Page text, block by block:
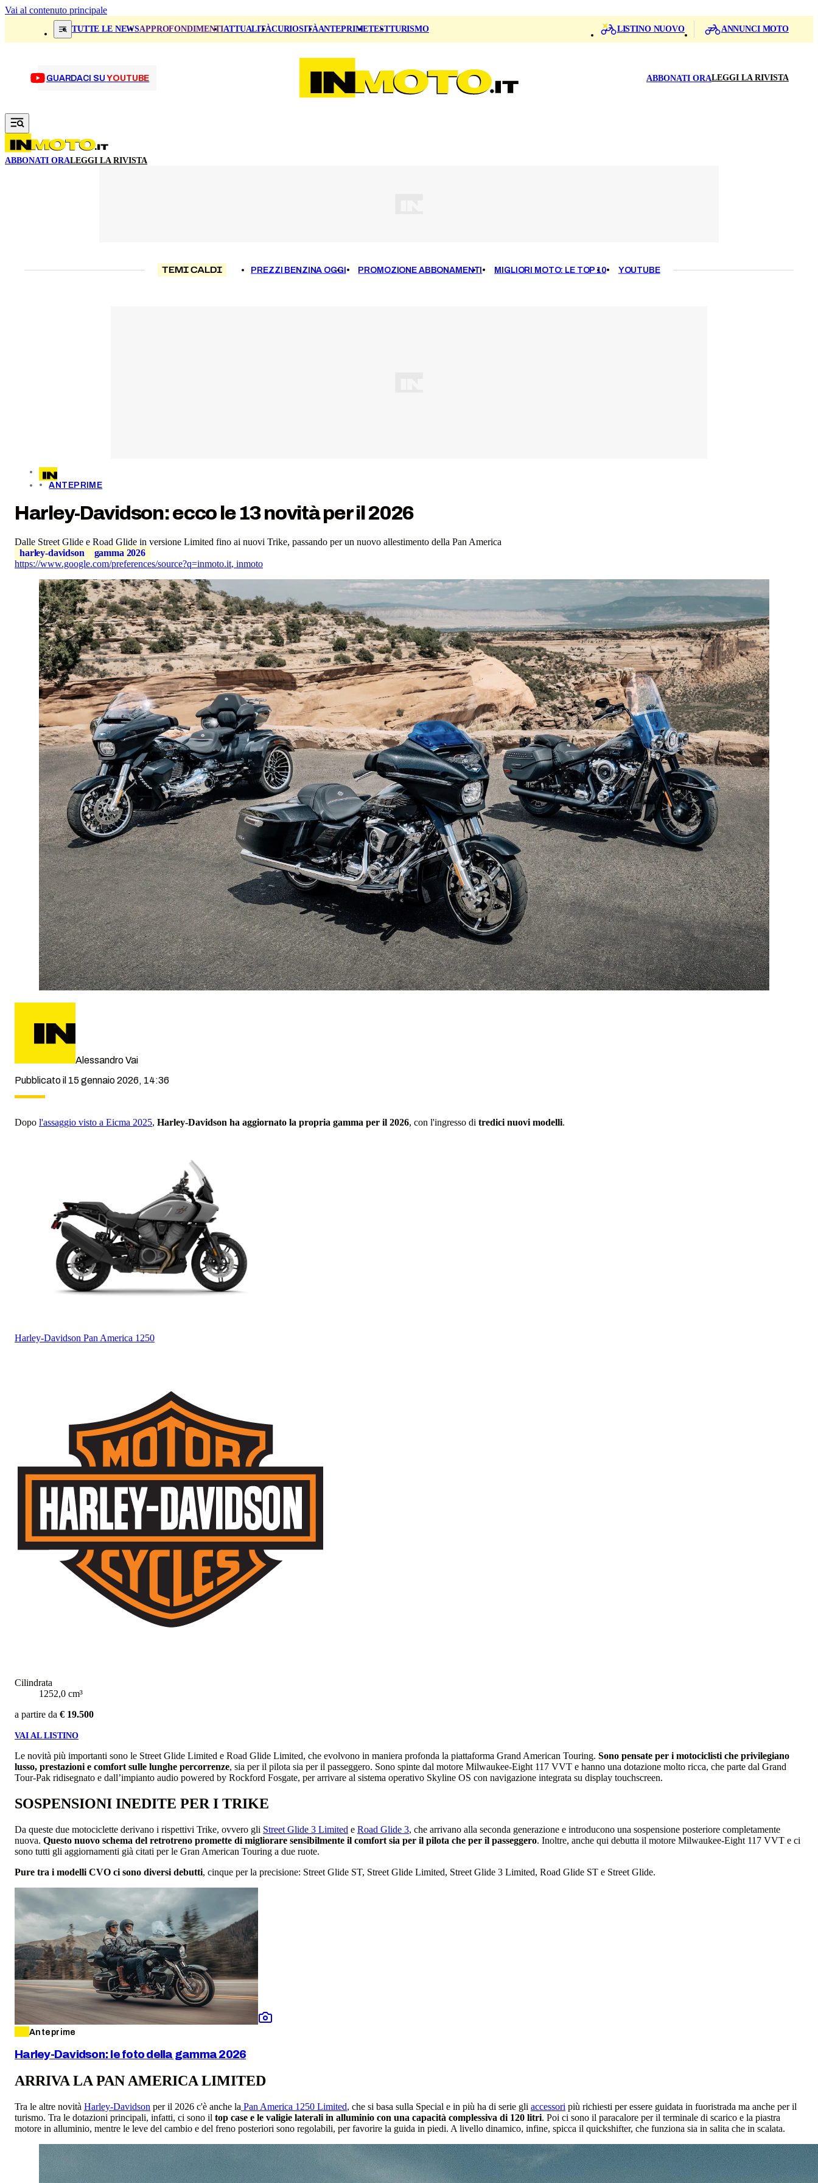
Vai al contenuto principale
TUTTE LE NEWSAPPROFONDIMENTIATTUALITÀCURIOSITÀANTEPRIMETESTTURISMO LISTINO NUOVO ANNUNCI MOTO
GUARDACI SUYOUTUBE ABBONATI ORALEGGI LA RIVISTA
ABBONATI ORALEGGI LA RIVISTA
TEMI CALDI PREZZI BENZINA OGGI PROMOZIONE ABBONAMENTI MIGLIORI MOTO: LE TOP 10 YOUTUBE
ANTEPRIME
Harley-Davidson: ecco le 13 novità per il 2026
Dalle Street Glide e Road Glide in versione Limited fino ai nuovi Trike, passando per un nuovo allestimento della Pan America
harley-davidson
gamma 2026
https://www.google.com/preferences/source?q=inmoto.it, inmoto
Alessandro Vai
Pubblicato il 15 gennaio 2026, 14:36
Dopo l'assaggio visto a Eicma 2025, Harley-Davidson ha aggiornato la propria gamma per il 2026, con l'ingresso di tredici nuovi modelli.
Harley-Davidson Pan America 1250
Cilindrata
1252,0 cm³
a partire da € 19.500
VAI AL LISTINO
Le novità più importanti sono le Street Glide Limited e Road Glide Limited, che evolvono in maniera profonda la piattaforma Grand American Touring. Sono pensate per i motociclisti che privilegiano
lusso, prestazioni e comfort sulle lunghe percorrenze, sia per il pilota sia per il passeggero. Sono spinte dal motore Milwaukee-Eight 117 VVT e hanno una dotazione molto ricca, che parte dal Grand
Tour-Pak ridisegnato e dall’impianto audio powered by Rockford Fosgate, per arrivare al sistema operativo Skyline OS con navigazione integrata su display touchscreen.
SOSPENSIONI INEDITE PER I TRIKE
Da queste due motociclette derivano i rispettivi Trike, ovvero gli Street Glide 3 Limited e Road Glide 3, che arrivano alla seconda generazione e introducono una sospensione posteriore completamente
nuova. Questo nuovo schema del retrotreno promette di migliorare sensibilmente il comfort sia per il pilota che per il passeggero. Inoltre, anche qui debutta il motore Milwaukee-Eight 117 VVT e ci
sono tutti gli aggiornamenti già citati per le Gran American Touring a due ruote.
Pure tra i modelli CVO ci sono diversi debutti, cinque per la precisione: Street Glide ST, Street Glide Limited, Street Glide 3 Limited, Road Glide ST e Street Glide.
Anteprime
Harley-Davidson: le foto della gamma 2026
ARRIVA LA PAN AMERICA LIMITED
Tra le altre novità Harley-Davidson per il 2026 c'è anche la Pan America 1250 Limited, che si basa sulla Special e in più ha di serie gli accessori più richiesti per essere guidata in fuoristrada ma anche per il
turismo. Tra le dotazioni principali, infatti, ci sono il top case e le valigie laterali in alluminio con una capacità complessiva di 120 litri. Poi ci sono il paracalore per il terminale di scarico e la piastra
motore in alluminio, mentre le leve del cambio e del freno posteriori sono regolabili, per favorire la guida in piedi. A livello dinamico, infine, spicca il quickshifter, che funziona sia in salita che in scalata.